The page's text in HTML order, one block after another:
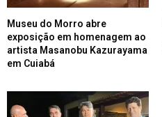
Museu do Morro abre
exposição em homenagem ao
artista Masanobu Kazurayama
em Cuiabá